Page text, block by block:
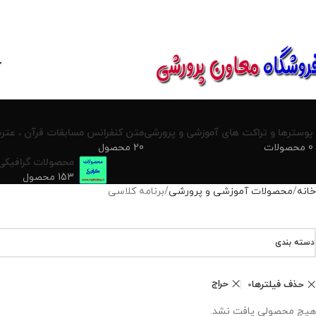
پوسترها و تراکت های آموزشی و پرورشی
0 محصولات
متن کنفرانس مسابقات قرآن ،
20 محصول
محصولات
153 محصول
خانه محصولات آموزشی و پرورشی برنامه کلاسی
دسته بندی
حذف فیلترها حراج
هیچ محصولی یافت نشد.